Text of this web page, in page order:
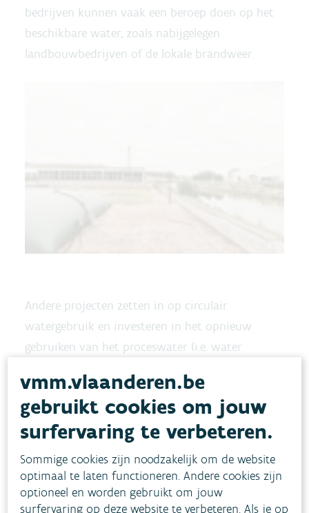
bedrijven kunnen vaak een beroep doen op het
beschikbare water, zoals nabijgelegen
landbouwbedrijven of de lokale brandweer.
Andere projecten zetten in op circulair
watergebruik en investeren in het opnieuw
gebruiken van het proceswater (i.e. water
producten worden gemaakt). Ook hier staat
samenwerking centraal. Water dat zelfs na
verregaande zuivering niet opnieuw kan ingezet
voldoende kwaliteit zijn voor een ander bedrijf
in de buurt.
vmm.vlaanderen.be
gebruikt cookies om jouw
surfervaring te verbeteren.
Sommige cookies zijn noodzakelijk om de website
optimaal te laten functioneren. Andere cookies zijn
optioneel en worden gebruikt om jouw
surfervaring op deze website te verbeteren. Als je op